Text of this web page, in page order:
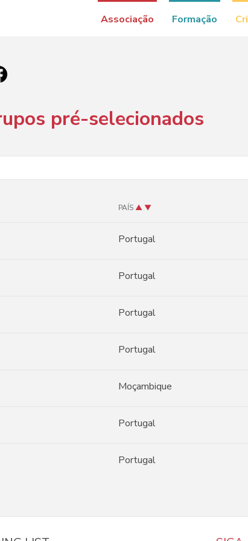
Associação Formação
pré-selecionados
PAÍS▲▼
Portugal
Portugal
Portugal
Portugal
Moçambique
Portugal
Portugal